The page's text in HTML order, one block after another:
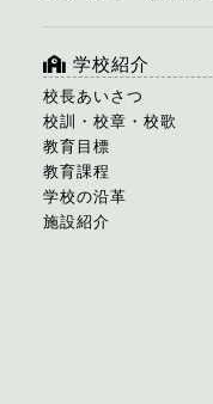
学校紹介
校長あいさつ
校訓・校章・校歌
教育目標
教育課程
学校の沿革
施設紹介